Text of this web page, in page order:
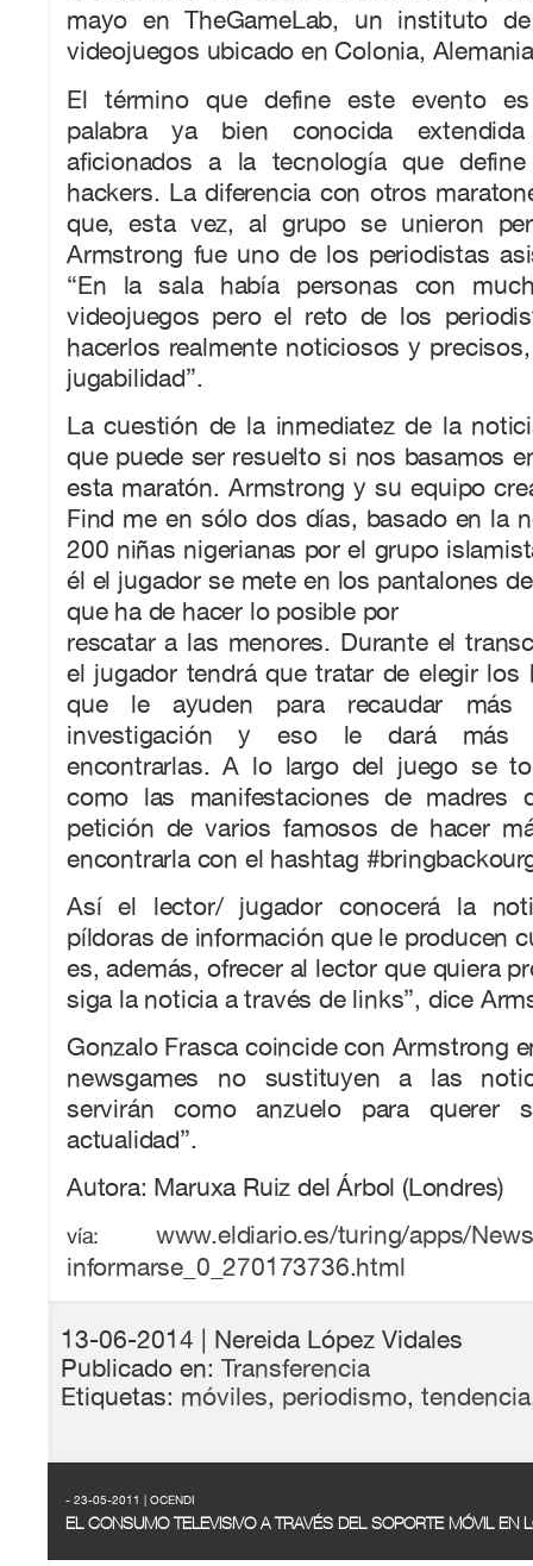
mayo en TheGameLab, un instituto
videojuegos ubicado en Colonia,
El término que define este evento
palabra ya bien conocida
aficionados a la tecnología que
hackers. La diferencia con otros
que, esta vez, al grupo se unieron
Armstrong fue uno de los periodistas
“En la sala había personas con
videojuegos pero el reto de los
hacerlos realmente noticiosos y
jugabilidad”.
La cuestión de la inmediatez de la
que puede ser resuelto si nos basamos
esta maratón. Armstrong y su equipo
Find me en sólo dos días, basado en la
200 niñas nigerianas por el grupo
él el jugador se mete en los pantalones
que ha de hacer lo posible por
rescatar a las menores. Durante el
el jugador tendrá que tratar de elegir los
que le ayuden para recaudar más
investigación y eso le dará más
encontrarlas. A lo largo del juego se
como las manifestaciones de
petición de varios famosos de hacer
encontrarla con el hashtag
Así el lector/ jugador conocerá la
píldoras de información que le producen
es, además, ofrecer al lector que quiera
siga la noticia a través de links”, dice
Gonzalo Frasca coincide con Armstrong
newsgames no sustituyen a las
servirán como anzuelo para querer
actualidad”.
Autora: Maruxa Ruiz del Árbol (Londres)
vía:
www.eldiario.es/turing/apps/
informarse_0_270173736.html
13-06-2014 | Nereida López Vidales
Publicado en: Transferencia
Etiquetas: móviles, periodismo, tendencia
- 23-05-2011 | OCENDI
EL CONSUMO TELEVISIVO A TRAVÉS DEL SOPORTE MÓVIL EN